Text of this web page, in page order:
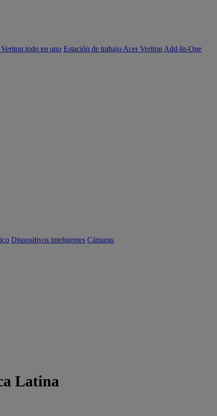
todo en uno Estación de trabajo Acer Veriton Add-In-One
Dispositivos inteligentes Cámaras
Latina